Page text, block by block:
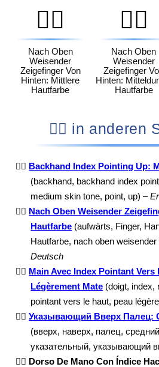
👆🏽
Nach Oben
Weisender
Zeigefinger Von
Hinten: Mittlere
Hautfarbe
👆🏾
Nach Oben
Weisender
Zeigefinger
Hinten:
Hautfarbe
👆🏽 in
👆🏽 Backhand Index Pointing Up:
(backhand, backhand index
medium skin tone, point, up) –
👆🏽 Nach Oben Weisender
Hautfarbe (aufwärts, Finger,
Hautfarbe, nach oben
Deutsch
👆🏽 Main Avec Index Pointant Vers
Légèrement Mate (doigt, index,
pointant vers le haut, peau
👆🏽 Указывающий Вверх Палец:
(вверх, наверх, палец,
указательный, указывающий
👆🏽 Dorso De Mano Con Índice